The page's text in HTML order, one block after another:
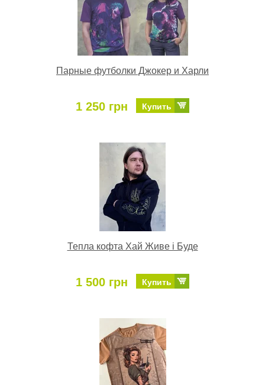
Парные футболки Джокер и Харли
1 250 грн Купить
Тепла кофта Хай Живе і Буде
1 500 грн Купить